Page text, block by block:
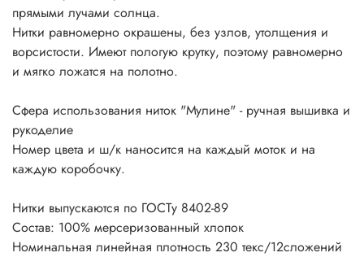
прямыми лучами солнца.
Нитки равномерно окрашены, без узлов, утолщения и
ворсистости. Имеют пологую крутку, поэтому равномерно
и мягко ложатся на полотно.
Сфера использования ниток "Мулине" - ручная вышивка и
рукоделие
Номер цвета и ш/к наносится на каждый моток и на
каждую коробочку.
Нитки выпускаются по ГОСТу 8402-89
Состав: 100% мерсеризованный хлопок
Номинальная линейная плотность 230 текс/12сложений